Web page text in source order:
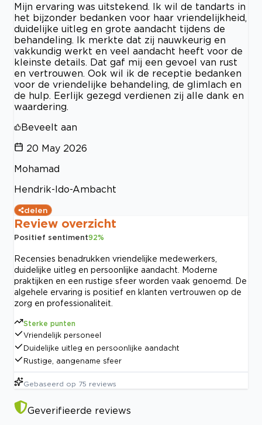
Mijn ervaring was uitstekend. Ik wil de tandarts in
het bijzonder bedanken voor haar vriendelijkheid,
duidelijke uitleg en grote aandacht tijdens de
behandeling. Ik merkte dat zij nauwkeurig en
vakkundig werkt en veel aandacht heeft voor de
kleinste details. Dat gaf mij een gevoel van rust
en vertrouwen. Ook wil ik de receptie bedanken
voor de vriendelijke behandeling, de glimlach en
de hulp. Eerlijk gezegd verdienen zij alle dank en
waardering.
Beveelt aan
20 May 2026
Mohamad
Hendrik-Ido-Ambacht
delen
Review overzicht
Positief sentiment92%
Recensies benadrukken vriendelijke medewerkers,
duidelijke uitleg en persoonlijke aandacht. Moderne
praktijken en een rustige sfeer worden vaak genoemd. De
algehele ervaring is positief en klanten vertrouwen op de
zorg en professionaliteit.
Sterke punten
Vriendelijk personeel
Duidelijke uitleg en persoonlijke aandacht
Rustige, aangename sfeer
Gebaseerd op 75 reviews
Geverifieerde reviews